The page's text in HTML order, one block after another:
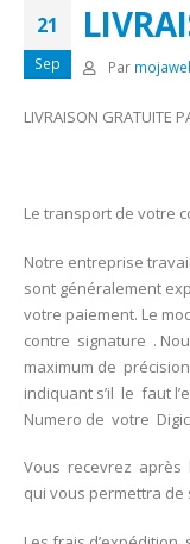
21
Sep Par
LIVRAISON GRATUITE
Le transport de votre
Notre entreprise
sont généralement
votre paiement. Le
contre signature .
maximum de
indiquant s’il le faut
Numero de votre
Vous recevrez
qui vous permettra de